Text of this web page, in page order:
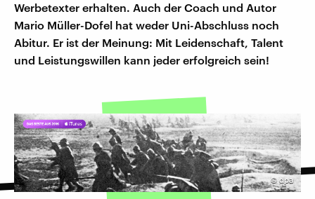
Werbetexter erhalten. Auch der Coach und Autor
Mario Müller-Dofel hat weder Uni-Abschluss noch
Abitur. Er ist der Meinung: Mit Leidenschaft, Talent
und Leistungswillen kann jeder erfolgreich sein!
© dpa